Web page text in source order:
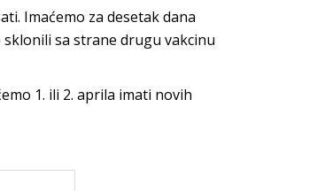
Imaćemo za desetak dana
sa strane drugu vakcinu
1. ili 2. aprila imati novih